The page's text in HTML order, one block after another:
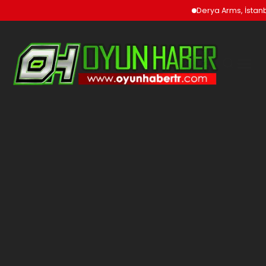
Derya Arms,